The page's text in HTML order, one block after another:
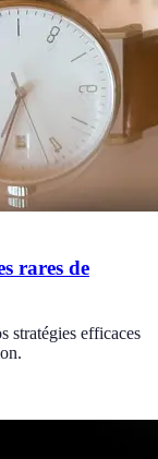
rares de
stratégies efficaces